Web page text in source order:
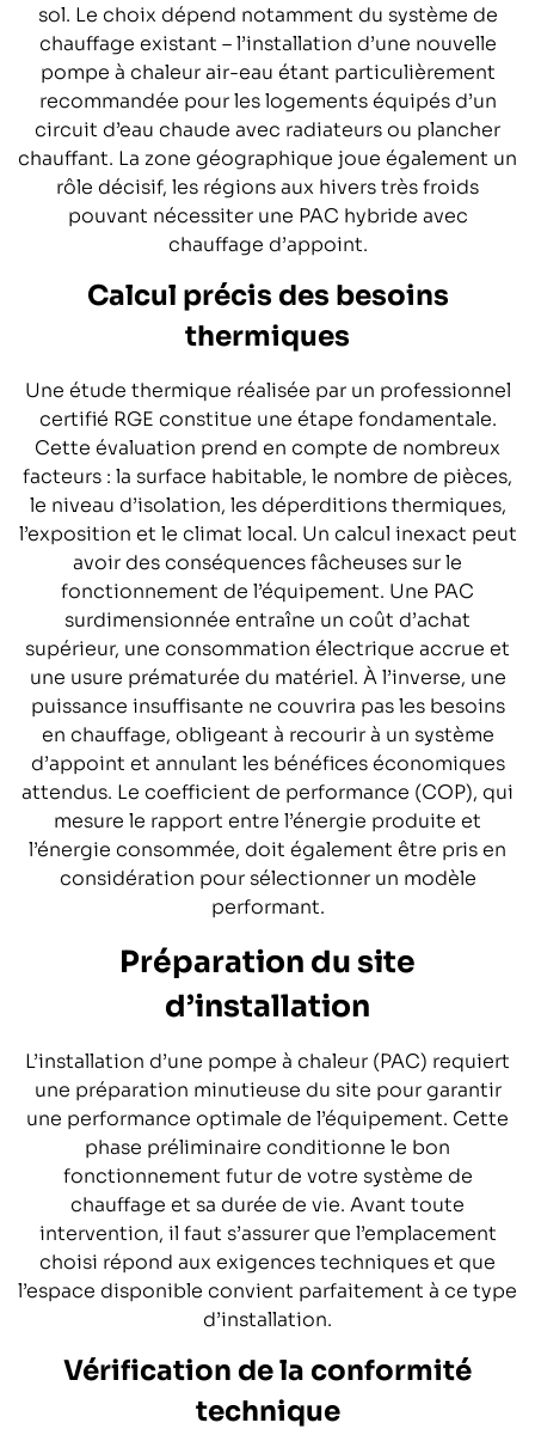
sol. Le choix dépend notamment du système de
chauffage existant – l’installation d’une nouvelle
pompe à chaleur air-eau étant particulièrement
recommandée pour les logements équipés d’un
circuit d’eau chaude avec radiateurs ou plancher
chauffant. La zone géographique joue également un
rôle décisif, les régions aux hivers très froids
pouvant nécessiter une PAC hybride avec
chauffage d’appoint.
Calcul précis des besoins
thermiques
Une étude thermique réalisée par un professionnel
certifié RGE constitue une étape fondamentale.
Cette évaluation prend en compte de nombreux
facteurs : la surface habitable, le nombre de pièces,
le niveau d’isolation, les déperditions thermiques,
l’exposition et le climat local. Un calcul inexact peut
avoir des conséquences fâcheuses sur le
fonctionnement de l’équipement. Une PAC
surdimensionnée entraîne un coût d’achat
supérieur, une consommation électrique accrue et
une usure prématurée du matériel. À l’inverse, une
puissance insuffisante ne couvrira pas les besoins
en chauffage, obligeant à recourir à un système
d’appoint et annulant les bénéfices économiques
attendus. Le coefficient de performance (COP), qui
mesure le rapport entre l’énergie produite et
l’énergie consommée, doit également être pris en
considération pour sélectionner un modèle
performant.
Préparation du site
d’installation
L’installation d’une pompe à chaleur (PAC) requiert
une préparation minutieuse du site pour garantir
une performance optimale de l’équipement. Cette
phase préliminaire conditionne le bon
fonctionnement futur de votre système de
chauffage et sa durée de vie. Avant toute
intervention, il faut s’assurer que l’emplacement
choisi répond aux exigences techniques et que
l’espace disponible convient parfaitement à ce type
d’installation.
Vérification de la conformité
technique